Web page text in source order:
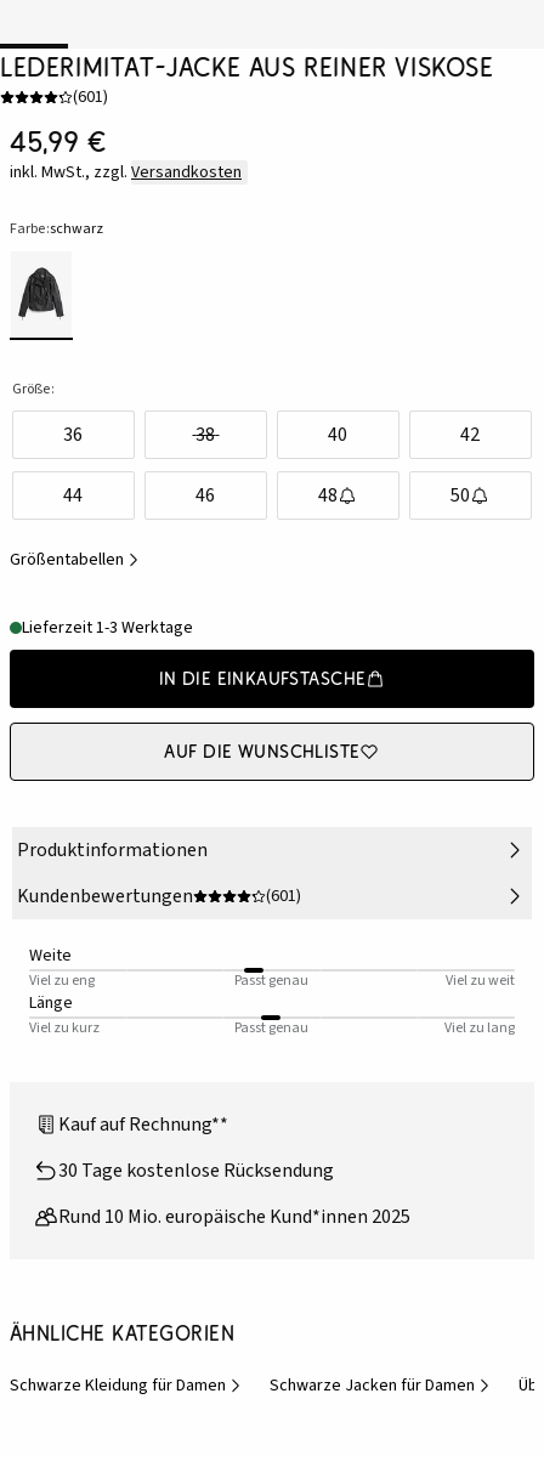
Lederimitat-Jacke aus reiner Viskose
(601)
45,99 €
inkl. MwSt., zzgl. Versandkosten
Farbe:schwarz
Größe:
36 38 40 42
44 46 48 50
Größentabellen
Lieferzeit 1-3 Werktage
In die Einkaufstasche
Auf die Wunschliste
Produktinformationen
Kundenbewertungen
(601)
Weite
Viel zu eng Passt genau Viel zu weit
Länge
Viel zu kurz Passt genau Viel zu lang
Kauf auf Rechnung**
30 Tage kostenlose Rücksendung
Rund 10 Mio. europäische Kund*innen 2025
Ähnliche Kategorien
Schwarze Kleidung für Damen Schwarze Jacken für Damen